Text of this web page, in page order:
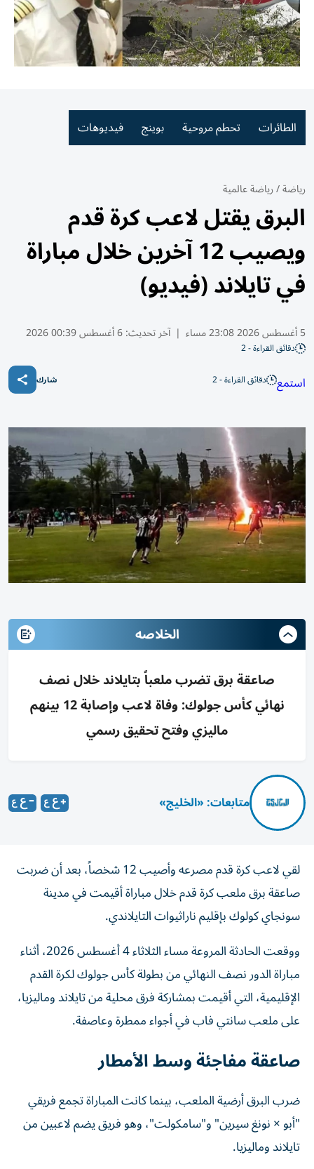
الطائرات تحطم مروحية بوينج فيديوهات
رياضة/رياضة عالمية
البرق يقتل لاعب كرة قدم
ويصيب 12 آخرين خلال مباراة
في تايلاند (فيديو)
5 أغسطس 2026 23:08 مساء | آخر تحديث:6 أغسطس 00:39 2026
دقائق القراءة - 2
استمع دقائق القراءة - 2 شارك
الخلاصه
صاعقة برق تضرب ملعباً بتايلاند خلال نصف
نهائي كأس جولوك: وفاة لاعب وإصابة 12 بينهم
ماليزي وفتح تحقيق رسمي
متابعات: «الخليج»
لقي لاعب كرة قدم مصرعه وأصيب 12 شخصاً، بعد أن ضربت
صاعقة برق ملعب كرة قدم خلال مباراة أقيمت في مدينة
سونجاي كولوك بإقليم ناراثيوات التايلاندي.
ووقعت الحادثة المروعة مساء الثلاثاء 4 أغسطس 2026، أثناء
مباراة الدور نصف النهائي من بطولة كأس جولوك لكرة القدم
الإقليمية، التي أقيمت بمشاركة فرق محلية من تايلاند وماليزيا،
على ملعب سانتي فاب في أجواء ممطرة وعاصفة.
صاعقة مفاجئة وسط الأمطار
ضرب البرق أرضية الملعب، بينما كانت المباراة تجمع فريقي
"أبو × نونغ سيرين" و"سامكولت"، وهو فريق يضم لاعبين من
تايلاند وماليزيا.